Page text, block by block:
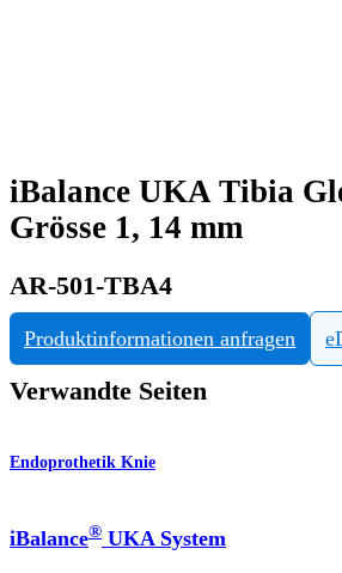
iBalance UKA Tibia
Grösse 1, 14 mm
AR-501-TBA4
Produktinformationen anfragen
Verwandte Seiten
Endoprothetik Knie
iBalance® UKA System